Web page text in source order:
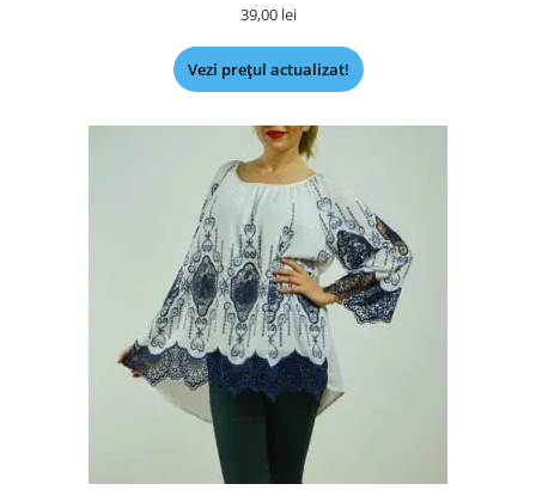
39,00 lei
Vezi prețul actualizat!